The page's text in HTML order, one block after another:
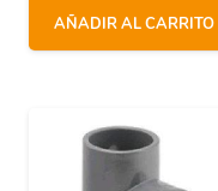
AÑADIR AL CARRITO